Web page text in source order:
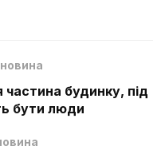
частина будинку, під
бути люди